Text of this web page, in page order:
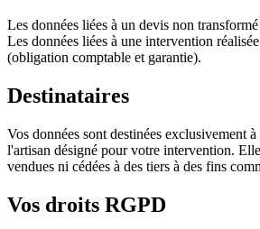
Les données liées à un devis non
Les données liées à une intervention
(obligation comptable et garantie).
Destinataires
Vos données sont destinées exclusivement
l'artisan désigné pour votre intervention.
vendues ni cédées à des tiers à des fins
Vos droits RGPD